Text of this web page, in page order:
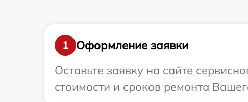
1
Оформление заявки
Оставьте заявку на сайте
стоимости и сроков ремонта